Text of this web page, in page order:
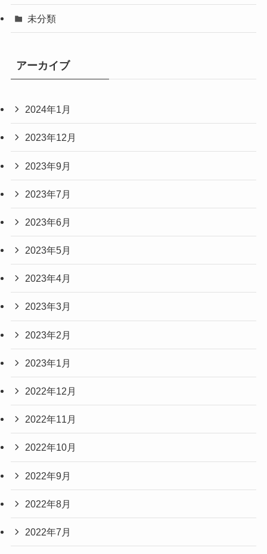
未分類
アーカイブ
2024年1月
2023年12月
2023年9月
2023年7月
2023年6月
2023年5月
2023年4月
2023年3月
2023年2月
2023年1月
2022年12月
2022年11月
2022年10月
2022年9月
2022年8月
2022年7月